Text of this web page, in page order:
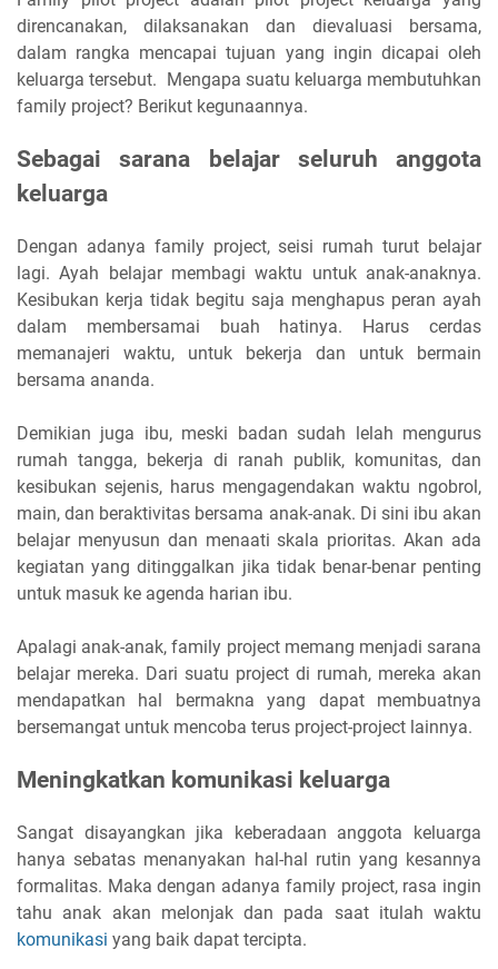
direncanakan, dilaksanakan dan dievaluasi bersama,
dalam rangka mencapai tujuan yang ingin dicapai oleh
keluarga tersebut. Mengapa suatu keluarga membutuhkan
family project? Berikut kegunaannya.
Sebagai sarana belajar seluruh anggota
keluarga
Dengan adanya family project, seisi rumah turut belajar
lagi. Ayah belajar membagi waktu untuk anak-anaknya.
Kesibukan kerja tidak begitu saja menghapus peran ayah
dalam membersamai buah hatinya. Harus cerdas
memanajeri waktu, untuk bekerja dan untuk bermain
bersama ananda.
Demikian juga ibu, meski badan sudah lelah mengurus
rumah tangga, bekerja di ranah publik, komunitas, dan
kesibukan sejenis, harus mengagendakan waktu ngobrol,
main, dan beraktivitas bersama anak-anak. Di sini ibu akan
belajar menyusun dan menaati skala prioritas. Akan ada
kegiatan yang ditinggalkan jika tidak benar-benar penting
untuk masuk ke agenda harian ibu.
Apalagi anak-anak, family project memang menjadi sarana
belajar mereka. Dari suatu project di rumah, mereka akan
mendapatkan hal bermakna yang dapat membuatnya
bersemangat untuk mencoba terus project-project lainnya.
Meningkatkan komunikasi keluarga
Sangat disayangkan jika keberadaan anggota keluarga
hanya sebatas menanyakan hal-hal rutin yang kesannya
formalitas. Maka dengan adanya family project, rasa ingin
tahu anak akan melonjak dan pada saat itulah waktu
komunikasi yang baik dapat tercipta.